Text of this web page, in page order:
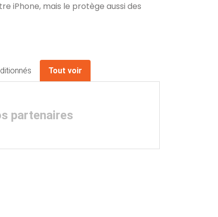
iPhone, mais le protège aussi des
Tout voir
partenaires